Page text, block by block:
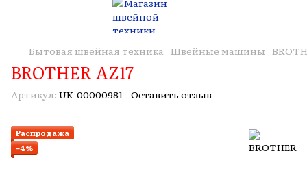
Бытовая швейная техника Швейные машины
BROTHER AZ17
Артикул: UK-00000981 Оставить отзыв
Распродажа
−4%